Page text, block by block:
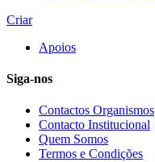
Criar
Apoios
Siga-nos
Contactos Organismos
Contacto Institucional
Quem Somos
Termos e Condições